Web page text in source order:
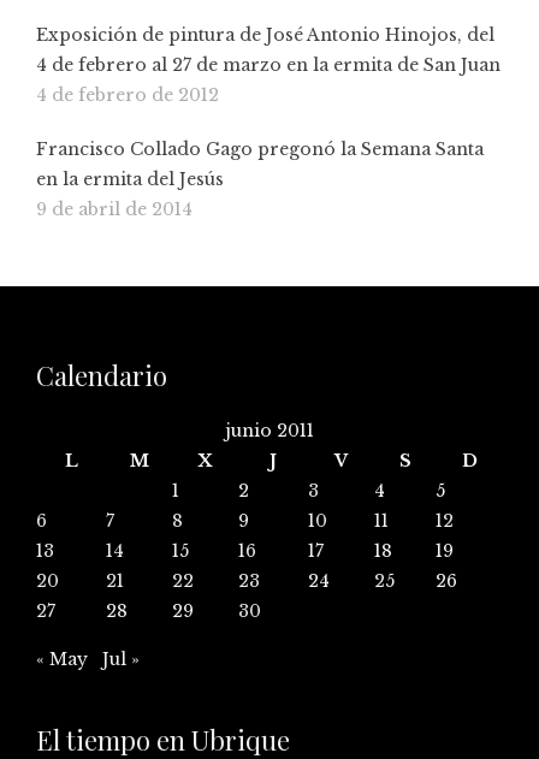
Exposición de pintura de José Antonio Hinojos, del
4 de febrero al 27 de marzo en la ermita de San Juan
4 de febrero de 2012
Francisco Collado Gago pregonó la Semana Santa
en la ermita del Jesús
9 de abril de 2014
Calendario
junio 2011
L
M X J V S
D
1
2 3 4
5
6
7 8 9 10 11
12
13
14 15 16 17 18
19
20
21 22 23 24 25
26
27
28 29 30
« May Jul »
El tiempo en Ubrique